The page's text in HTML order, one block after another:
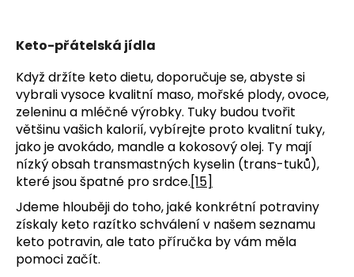
Keto-přátelská jídla
Když držíte keto dietu, doporučuje se, abyste si
vybrali vysoce kvalitní maso, mořské plody, ovoce,
zeleninu a mléčné výrobky. Tuky budou tvořit
většinu vašich kalorií, vybírejte proto kvalitní tuky,
jako je avokádo, mandle a kokosový olej. Ty mají
nízký obsah transmastných kyselin (trans-tuků),
které jsou špatné pro srdce.[15]
Jdeme hlouběji do toho, jaké konkrétní potraviny
získaly keto razítko schválení v našem seznamu
keto potravin, ale tato příručka by vám měla
pomoci začít.